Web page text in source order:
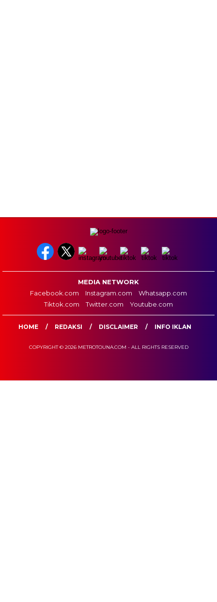
MEDIA NETWORK
Facebook.com
Instagram.com
Whatsapp.com
Tiktok.com
Twitter.com Youtube.com
HOME REDAKSI DISCLAIMER INFO IKLAN
COPYRIGHT © 2026 METROTOUNA.COM - ALL RIGHTS RESERVED